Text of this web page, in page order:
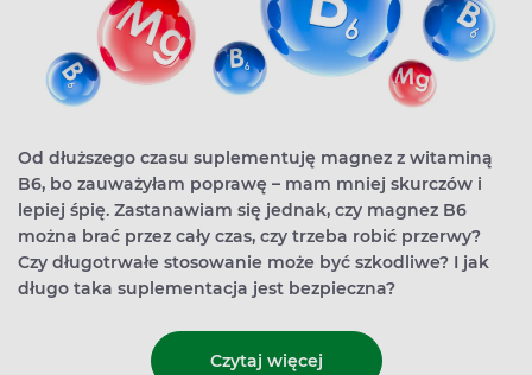
Od dłuższego czasu suplementuję magnez z witaminą
B6, bo zauważyłam poprawę – mam mniej skurczów i
lepiej śpię. Zastanawiam się jednak, czy magnez B6
można brać przez cały czas, czy trzeba robić przerwy?
Czy długotrwałe stosowanie może być szkodliwe? I jak
długo taka suplementacja jest bezpieczna?
Czytaj więcej